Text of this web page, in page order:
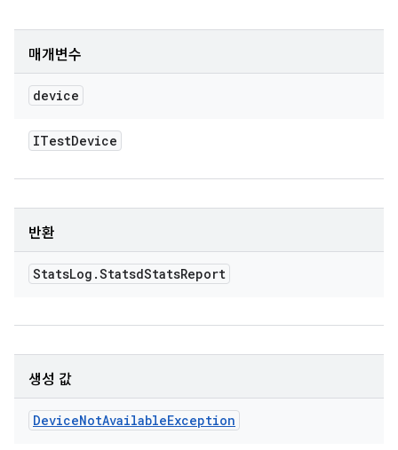
매개변수
device
ITestDevice
반환
StatsLog .StatsdStatsReport
생성 값
DeviceNotAvailableException